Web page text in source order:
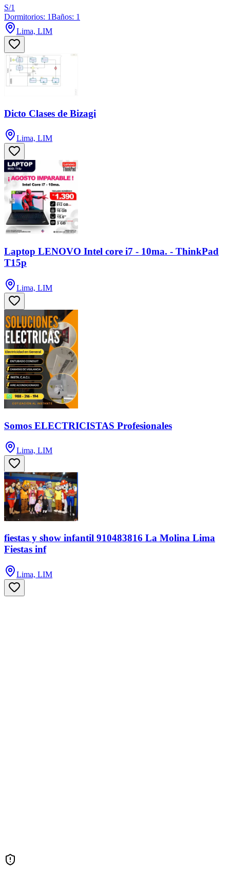
S/1
Dormitorios: 1Baños: 1
Lima, LIM
Dicto Clases de Bizagi
Lima, LIM
Laptop LENOVO Intel core i7 - 10ma. - ThinkPad
T15p
Lima, LIM
Somos ELECTRICISTAS Profesionales
Lima, LIM
fiestas y show infantil 910483816 La Molina Lima
Fiestas inf
Lima, LIM